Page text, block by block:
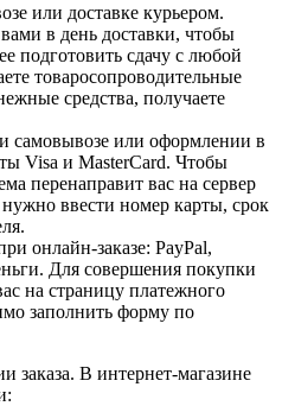
или доставке курьером.
в день доставки, чтобы
подготовить сдачу с любой
товаросопроводительные
средства, получаете
самовывозе или оформлении в
Visa и MasterCard. Чтобы
перенаправит вас на сервер
ввести номер карты, срок
онлайн-заказе: PayPal,
Для совершения покупки
на страницу платежного
заполнить форму по
заказа. В интернет-магазине